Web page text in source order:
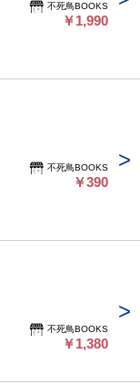
不死鳥BOOKS
￥1,990
不死鳥BOOKS
￥390
不死鳥BOOKS
￥1,380